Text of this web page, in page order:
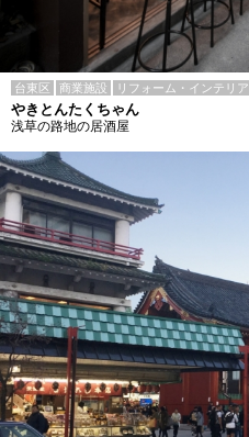
台東区 商業施設 リフォーム・インテリア
やきとんたくちゃん
浅草の路地の居酒屋